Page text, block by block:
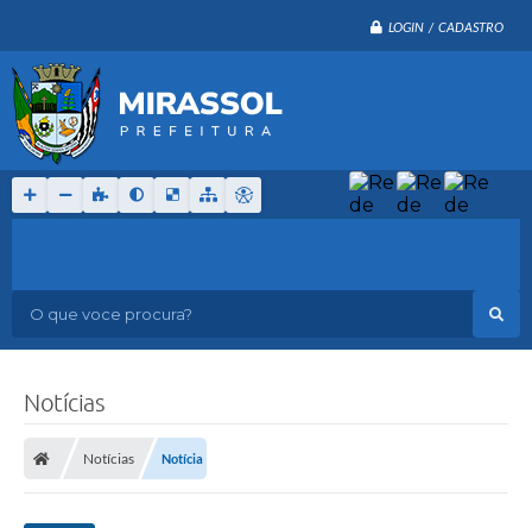
LOGIN / CADASTRO
O que voce procura?
Notícias
Notícias Notícia